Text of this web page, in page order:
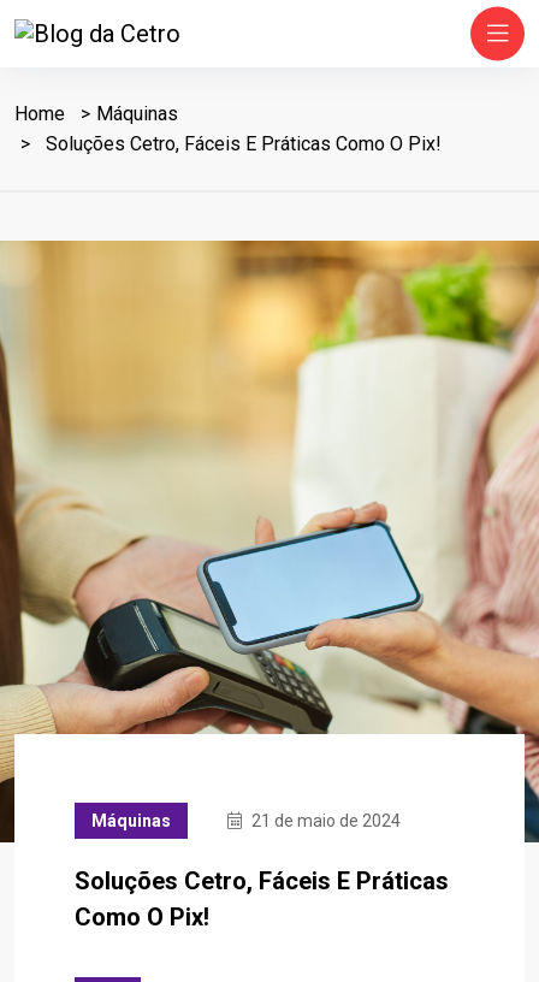
Home
Máquinas
Soluções Cetro, Fáceis E Práticas Como O Pix!
Máquinas 21 de maio de 2024
Soluções Cetro, Fáceis E Práticas
Como O Pix!